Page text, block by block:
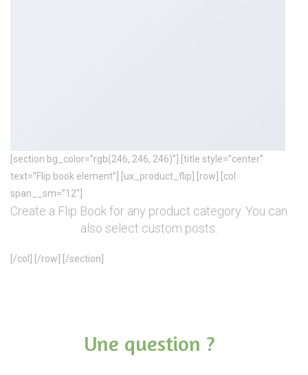
[section bg_color=”rgb(246, 246, 246)”] [title style=”center”
text=”Flip book element”] [ux_product_flip] [row] [col
span__sm=”12″]
Create a Flip Book for any product category. You can
also select custom posts.
[/col] [/row] [/section]
Une question ?